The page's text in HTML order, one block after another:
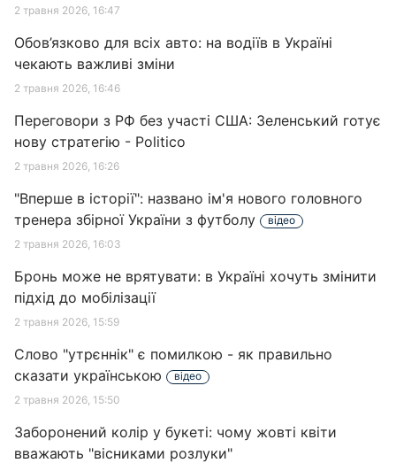
2 травня 2026, 16:47
Обов’язково для всіх авто: на водіїв в Україні
чекають важливі зміни
2 травня 2026, 16:46
Переговори з РФ без участі США: Зеленський готує
нову стратегію - Рolitico
2 травня 2026, 16:26
"Вперше в історії": названо ім'я нового головного
тренера збірної України з футболу
відео
2 травня 2026, 16:03
Бронь може не врятувати: в Україні хочуть змінити
підхід до мобілізації
2 травня 2026, 15:59
Слово "утрєннік" є помилкою - як правильно
сказати українською
відео
2 травня 2026, 15:50
Заборонений колір у букеті: чому жовті квіти
вважають "вісниками розлуки"